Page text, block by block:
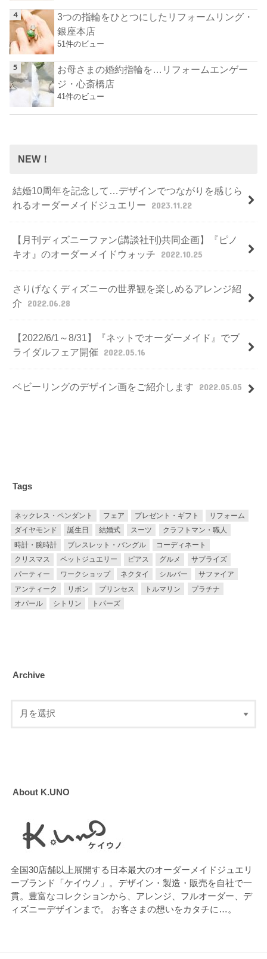
3つの指輪をひとつにしたリフォームリング・
銀座本店
51件のビュー
お母さまの婚約指輪を…リフォームエンゲー
ジ・心斎橋店
41件のビュー
NEW！
結婚10周年を記念して…デザインでつながりを感じら
れるオーダーメイドジュエリー
2023.11.22
【月刊ディズニーファン(講談社刊)共同企画】『ピノ
キオ』のオーダーメイドウォッチ
2022.10.25
さりげなくディズニーの世界観を楽しめるアレンジ紹
介
2022.06.28
【2022/6/1～8/31】『ネットでオーダーメイド』でブ
ライダルフェア開催
2022.05.16
ベビーリングのデザイン画をご紹介します 2022.05.05
Tags
ネックレス・ペンダント フェア プレゼント・ギフト
リフォーム
ダイヤモンド
誕生日 結婚式 スーツ
クラフトマン・職人
時計・腕時計
ブレスレット・バングル
コーディネート
クリスマス
ペットジュエリー ピアス グルメ
サプライズ
パーティー
ワークショップ ネクタイ シルバー
サファイア
アンティーク
リボン プリンセス トルマリン
プラチナ
オパール
シトリン トパーズ
Archive
About K.UNO
全国30店舗以上展開する日本最大のオーダーメイドジュエリ
ーブランド「ケイウノ」。デザイン・製造・販売を自社で一
貫。豊富なコレクションから、アレンジ、フルオーダー、デ
ィズニーデザインまで。 お客さまの想いをカタチに…。